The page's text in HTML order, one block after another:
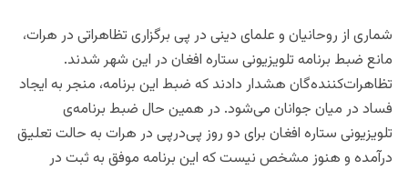
شماری از روحانیان و علمای دینی در پی برگزاری تظاهراتی در هرات،
مانع ضبط برنامه تلویزیونی ستاره‌ افغان در این شهر شدند.
تظاهرات‌کننده‌گان هشدار دادند که ضبط این برنامه، منجر به ایجاد
فساد در میان جوانان می‌شود. در همین حال ضبط برنامه‌ی
تلویزیونی ستاره افغان برای دو روز پی‌درپی در هرات به حالت تعلیق
درآمده‌ و هنوز مشخص نیست که این برنامه موفق به ثبت در